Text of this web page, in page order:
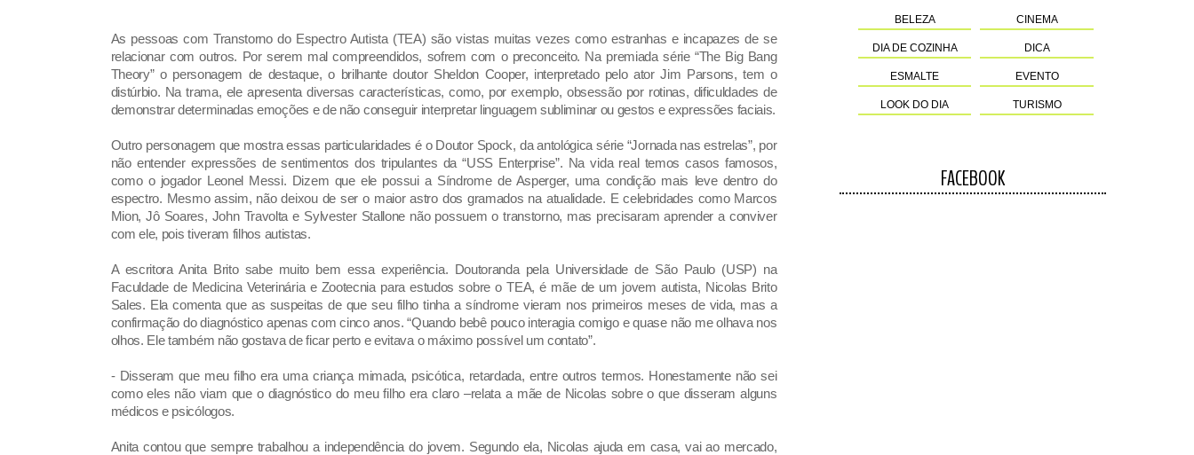
As pessoas com Transtorno do Espectro Autista (TEA) são vistas muitas vezes como estranhas e incapazes de se
relacionar com outros. Por serem mal compreendidos, sofrem com o preconceito. Na premiada série “The Big Bang
Theory” o personagem de destaque, o brilhante doutor Sheldon Cooper, interpretado pelo ator Jim Parsons, tem o
distúrbio. Na trama, ele apresenta diversas características, como, por exemplo, obsessão por rotinas, dificuldades de
demonstrar determinadas emoções e de não conseguir interpretar linguagem subliminar ou gestos e expressões faciais.
Outro personagem que mostra essas particularidades é o Doutor Spock, da antológica série “Jornada nas estrelas”, por
não entender expressões de sentimentos dos tripulantes da “USS Enterprise”. Na vida real temos casos famosos,
como o jogador Leonel Messi. Dizem que ele possui a Síndrome de Asperger, uma condição mais leve dentro do
espectro. Mesmo assim, não deixou de ser o maior astro dos gramados na atualidade. E celebridades como Marcos
Mion, Jô Soares, John Travolta e Sylvester Stallone não possuem o transtorno, mas precisaram aprender a conviver
com ele, pois tiveram filhos autistas.
A escritora Anita Brito sabe muito bem essa experiência. Doutoranda pela Universidade de São Paulo (USP) na
Faculdade de Medicina Veterinária e Zootecnia para estudos sobre o TEA, é mãe de um jovem autista, Nicolas Brito
Sales. Ela comenta que as suspeitas de que seu filho tinha a síndrome vieram nos primeiros meses de vida, mas a
confirmação do diagnóstico apenas com cinco anos. “Quando bebê pouco interagia comigo e quase não me olhava nos
olhos. Ele também não gostava de ficar perto e evitava o máximo possível um contato”.
- Disseram que meu filho era uma criança mimada, psicótica, retardada, entre outros termos. Honestamente não sei
como eles não viam que o diagnóstico do meu filho era claro –relata a mãe de Nicolas sobre o que disseram alguns
médicos e psicólogos.
Anita contou que sempre trabalhou a independência do jovem. Segundo ela, Nicolas ajuda em casa, vai ao mercado,
BELEZA CINEMA
DIA DE COZINHA DICA
ESMALTE EVENTO
LOOK DO DIA TURISMO
FACEBOOK